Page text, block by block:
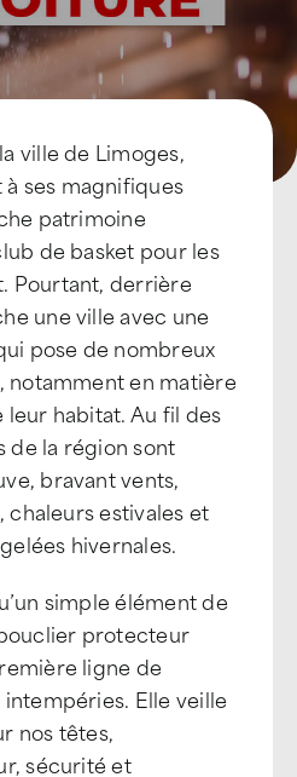
ville de Limoges,
ses magnifiques
patrimoine
de basket pour les
Pourtant, derrière
une ville avec une
pose de nombreux
notamment en matière
habitat. Au fil des
de la région sont
bravant vents,
estivales et
hivernales.
simple élément de
protecteur
ligne de
Elle veille
nos têtes,
sécurité et